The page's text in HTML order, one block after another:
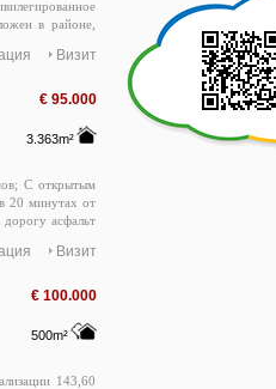
в районе,
915769435Визит
€ 95.000
3.363m²
С открытым
20 минутах от
асфальт
залива Сан-
913 219 199;
Визит
€ 100.000
500m²
143,60